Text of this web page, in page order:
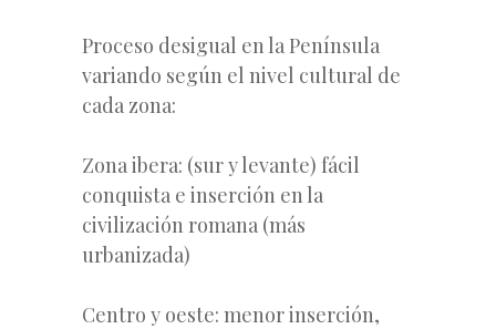
Proceso desigual en la Península
variando según el nivel cultural de
cada zona:
Zona ibera: (sur y levante) fácil
conquista e inserción en la
civilización romana (más
urbanizada)
Centro y oeste: menor inserción,